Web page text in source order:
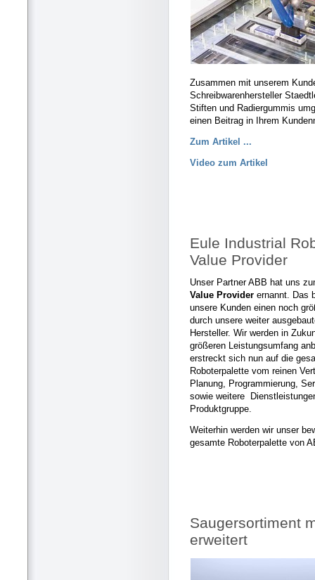
Zusammen mit unserem
Schreibwarenhersteller
Stiften und Radiergummis
einen Beitrag in Ihrem
Zum Artikel ...
Video zum Artikel
Eule Industrial
Value Provider
Unser Partner ABB hat uns
Value Provider ernannt. Das
unsere Kunden einen noch
durch unsere weiter
Hersteller. Wir werden in
größeren Leistungsumfang
erstreckt sich nun auf die
Roboterpalette vom reinen
Planung, Programmierung,
sowie weitere
Produktgruppe.
Weiterhin werden wir unser
gesamte Roboterpalette von
Saugersortiment
erweitert